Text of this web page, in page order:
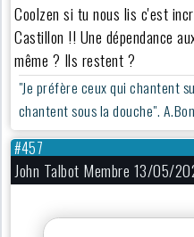
Coolzen si tu nous lis c'est
Castillon !! Une dépendance
même ? Ils restent ?
"Je préfère ceux qui chantent
chantent sous la douche".
#457
John Talbot Membre 13/05/